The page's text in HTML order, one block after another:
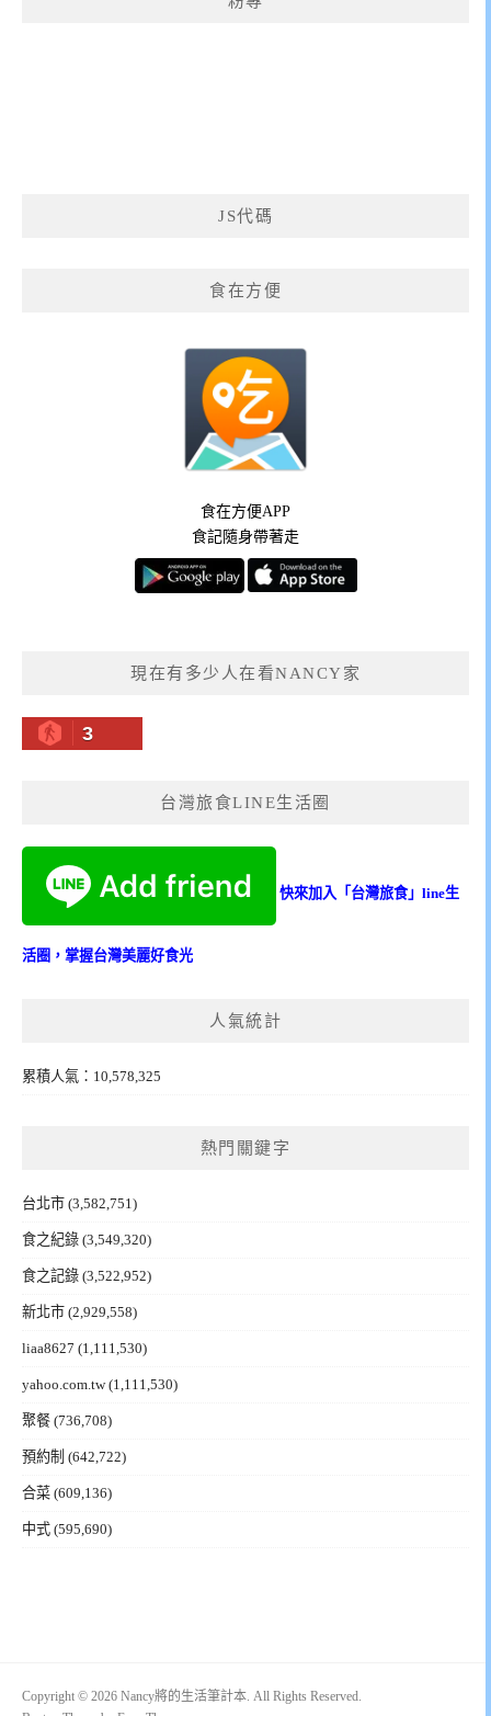
JS代碼
食在方便
食在方便APP
食記隨身帶著走
現在有多少人在看NANCY家
3
台灣旅食LINE生活圈
快來加入「台灣旅食」line生
活圈，掌握台灣美麗好食光
人氣統計
累積人氣：10,578,325
熱門關鍵字
台北市 (3,582,751)
食之紀錄 (3,549,320)
食之記錄 (3,522,952)
新北市 (2,929,558)
liaa8627 (1,111,530)
yahoo.com.tw(1,111,530)
聚餐 (736,708)
預約制 (642,722)
合菜 (609,136)
中式 (595,690)
Copyright © 2026 Nancy將的生活筆計本. All Rights Reserved.